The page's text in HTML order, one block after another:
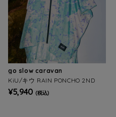
go slow caravan
KiU/キウ RAIN PONCHO 2ND
¥5,940 (税込)